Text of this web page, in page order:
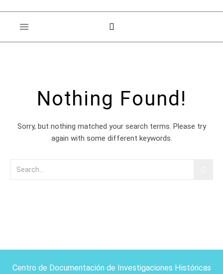
Nothing Found!
Sorry, but nothing matched your search terms. Please try
again with some different keywords.
Centro de Documentación de Investigaciones Históricas